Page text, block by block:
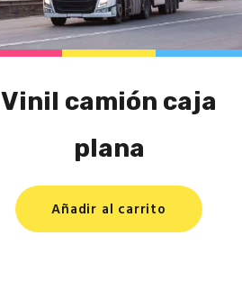
Vinil camión caja
plana
Añadir al carrito